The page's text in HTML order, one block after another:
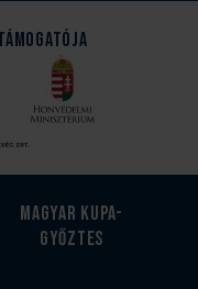
Magyar kupa-
győztes